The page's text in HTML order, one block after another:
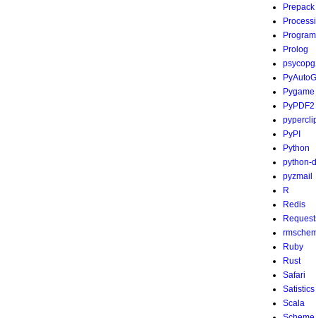
Prepack
Prolog
Pygame
PyPDF2
PyPI
Python
python-
pyzmail
R
Redis
Ruby
Rust
Safari
Satistics
Scala